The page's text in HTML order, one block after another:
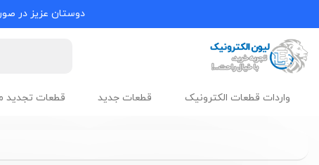
دوستان عزیز در
واردات قطعات الکترونیک قطعات جدید قطعات تجدید